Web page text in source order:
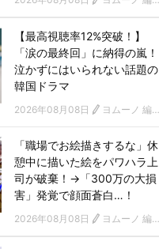
【最高視聴率12%突破！】
「涙の最終回」に納得の嵐！
泣かずにはいられない話題の
韓国ドラマ
2026年08月08日 ヨムーノ 編集部 韓国ドラマチーム
「職場でお絵描きするな」休
憩中に描いた絵をパワハラ上
司が破棄！→「300万の大損
害」発覚で顔面蒼白…！
2026年08月08日 ヨムーノ 編集部